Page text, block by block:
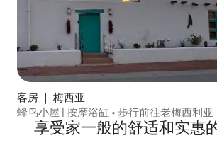
客房 ｜ 梅西亚
蜂鸟小屋 | 按摩浴缸 • 步行前往老梅西利亚
享受家一般的舒适和实惠